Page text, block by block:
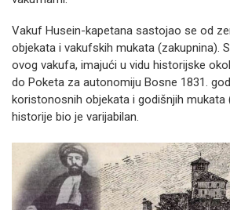
Vakuf Husein-kapetana sastojao se od
objekata i vakufskih mukata (zakupnina).
ovog vakufa, imajući u vidu historijske
do Poketa za autonomiju Bosne 1831.
koristonosnih objekata i godišnjih mukata
historije bio je varijabilan.